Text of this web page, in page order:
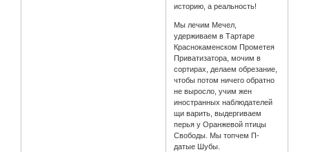
историю, а реальность!
Мы лечим Мечел,
удерживаем в Тартаре
Краснокаменском Прометея
Приватизатора, мочим в
сортирах, делаем обрезание,
чтобы потом ничего обратно
не выросло, учим жен
иностранных наблюдателей
щи варить, выдергиваем
перья у Оранжевой птицы
Свободы. Мы топчем П-
датые Шубы.